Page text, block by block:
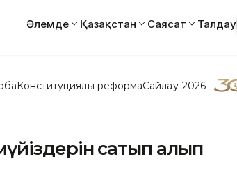
Әлемде Қазақстан Саясат Талдау
Конституциялық реформаСайлау-2026
сатып алып